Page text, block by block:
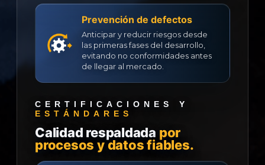
Prevención de defectos
Anticipar y reducir riesgos desde
las primeras fases del desarrollo,
evitando no conformidades antes
de llegar al mercado.
CERTIFICACIONES Y
ESTÁNDARES
Calidad respaldada por
procesos y datos fiables.